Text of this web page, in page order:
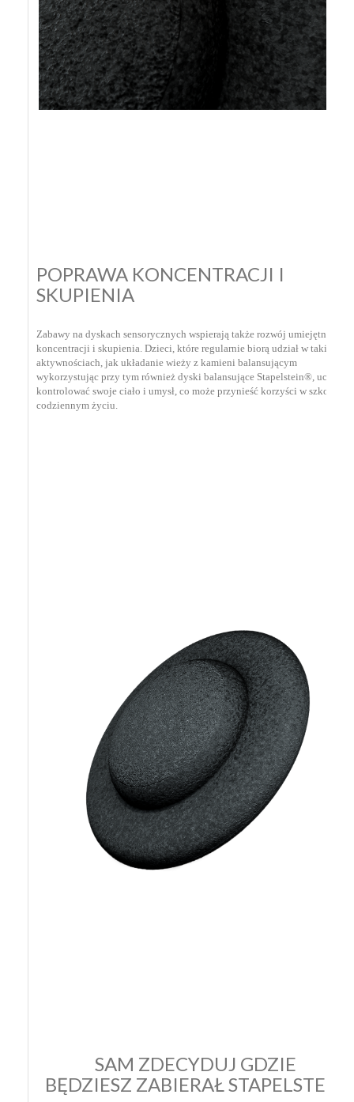
POPRAWA KONCENTRACJI I
SKUPIENIA
Zabawy na dyskach sensorycznych wspierają także rozwój umiejętności
koncentracji i skupienia. Dzieci, które regularnie biorą udział w takich
aktywnościach, jak układanie wieży z kamieni balansującym
wykorzystując przy tym również dyski balansujące Stapelstein®, uczą się
kontrolować swoje ciało i umysł, co może przynieść korzyści w szkole i
codziennym życiu.
SAM ZDECYDUJ GDZIE
BĘDZIESZ ZABIERAŁ STAPELSTEIN